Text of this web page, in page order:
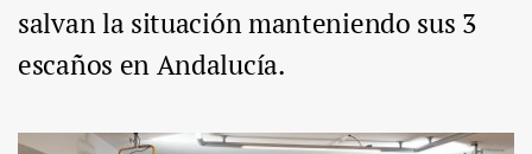
salvan la situación manteniendo sus 3
escaños en Andalucía.